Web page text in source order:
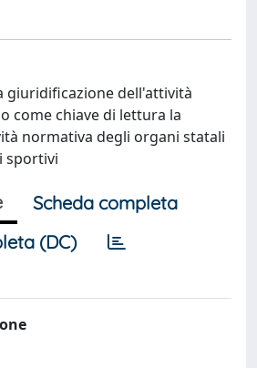
giuridificazione dell'attività
come chiave di lettura la
normativa degli organi statali
sportivi
Scheda completa
(DC)